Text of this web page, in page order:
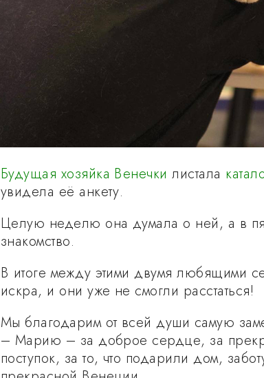
Будущая хозяйка Венечки листала
увидела её анкету.
Целую неделю она думала о ней, а в
знакомство.
В итоге между этими двумя любящими
искра, и они уже не смогли расстаться!
Мы благодарим от всей души самую
– Марию – за доброе сердце, за
поступок, за то, что подарили дом,